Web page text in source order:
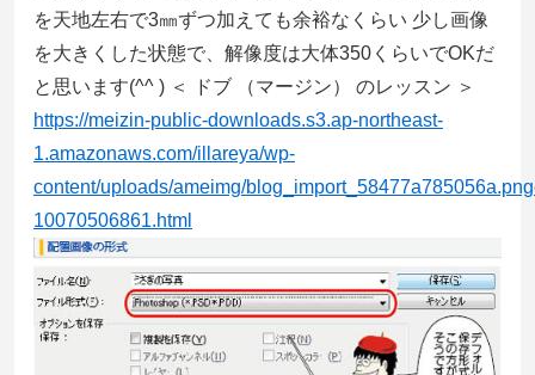
を天地左右で3㎜ずつ加えても余裕なくらい 少し画像
を大きくした状態で、解像度は大体350くらいでOKだ
と思います(^^ ) ＜ ドブ （マージン） のレッスン ＞
https://meizin-public-downloads.s3.ap-northeast-
1.amazonaws.com/illareya/wp-
content/uploads/ameimg/
10070506861.html